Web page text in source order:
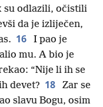
su odlazili, očistili
da je izliječen,
16
I pao je
mu. A bio je
“Nije li ih se
devet? 18
Zar se
slavu Bogu, osim